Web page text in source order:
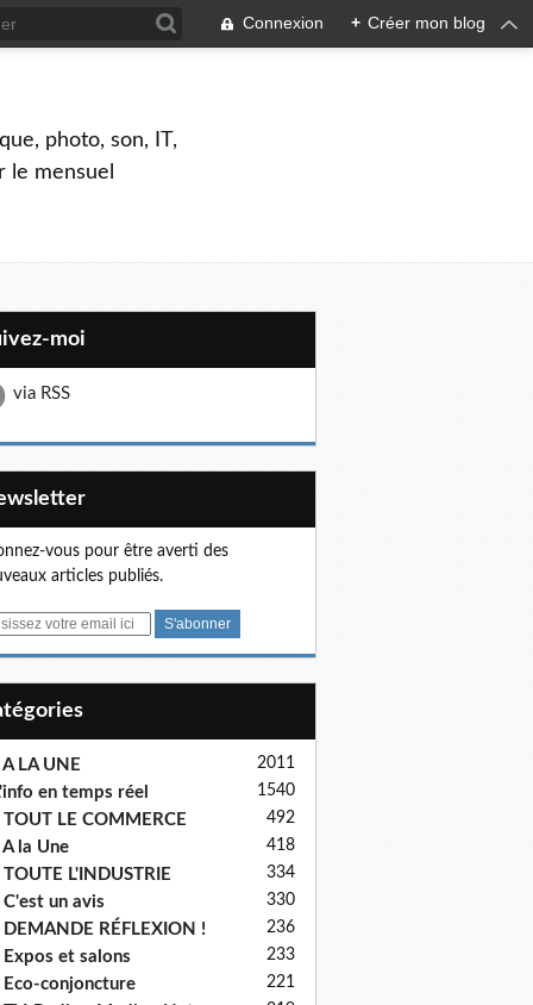
Connexion + Créer mon blog
photo, son, IT,
le mensuel
moi
via RSS
vous pour être averti des
articles publiés.
LA UNE 2011
en temps réel 1540
LE COMMERCE 492
la Une 418
L'INDUSTRIE 334
un avis 330
RÉFLEXION ! 236
et salons 233
conjoncture 221